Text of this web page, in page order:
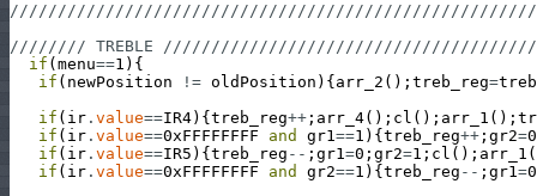
//////// TREBLE
if (menu==1 ) {
if ( newPosition != oldPosition ) {arr_2 ( ) ; treb_reg=
if ( ir . value==IR4) {treb_reg++ ; arr_4( ) ; cl ( ) ; arr_1 ( ) ;
if ( ir . value==0xFFFFFFFF and gr1 ==1 ) {treb_reg++ ; gr2=0
if ( ir . value==IR5 ) {treb_reg -- ; gr1 =0 ; gr2=1 ; cl ( ) ; arr_1 (
if ( ir . value==0xFFFFFFFF and gr2==1 ) {treb_reg -- ; gr1 =0